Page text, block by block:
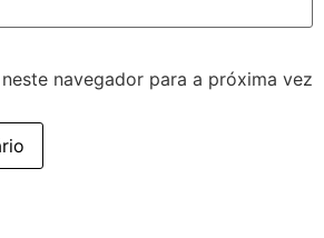
navegador para a próxima vez